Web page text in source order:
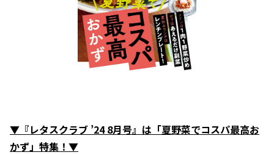
▼『レタスクラブ ’24 8月号』は「夏野菜でコスパ最高お
かず」特集！▼